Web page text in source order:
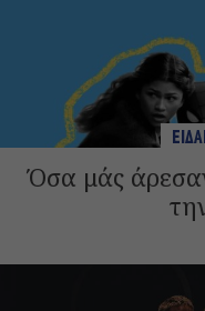
Όσα μάς